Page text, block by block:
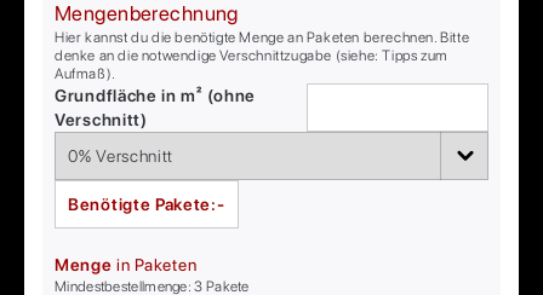
Mengenberechnung
Hier kannst du die benötigte Menge an Paketen berechnen. Bitte
denke an die notwendige Verschnittzugabe (siehe: Tipps zum
Aufmaß).
Grundfläche in m² (ohne
Verschnitt)
Benötigte Pakete:-
Menge in Paketen
Mindestbestellmenge:3 Pakete